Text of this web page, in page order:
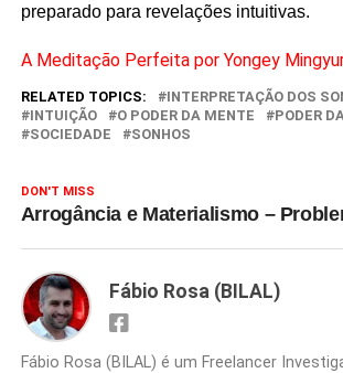
preparado para revelações intuitivas.
A Meditação Perfeita por Yongey
RELATED TOPICS:
INTERPRETAÇÃO DOS
INTUIÇÃO
O PODER DA MENTE
PODER
SOCIEDADE
SONHOS
DON'T MISS
Arrogância e Materialismo –
Fábio Rosa (BILAL)
Fábio Rosa (BILAL) é um Freelancer